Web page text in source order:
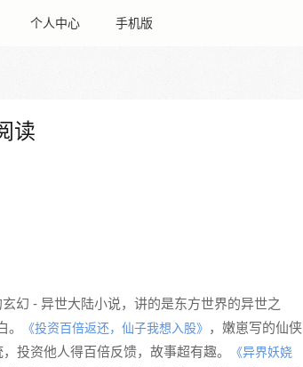
个人中心 手机版
读
幻 - 异世大陆小说，讲的是东方世界的异世之
《投资百倍返还，仙子我想入股》 ，嫩崽写的仙侠
投资他人得百倍反馈，故事超有趣。
《异界妖娆